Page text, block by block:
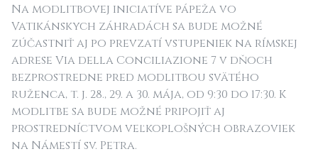
Na modlitbovej iniciatíve pápeža vo
Vatikánskych záhradách sa bude možné
zúčastniť aj po prevzatí vstupeniek na rímskej
adrese Via della Conciliazione 7 v dňoch
bezprostredne pred modlitbou svätého
ruženca, t. j. 28., 29. a 30. mája, od 9:30 do 17:30. K
modlitbe sa bude možné pripojiť aj
prostredníctvom veľkoplošných obrazoviek
na Námestí sv. Petra.